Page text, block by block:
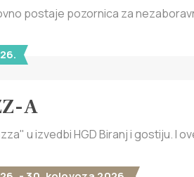
postaje pozornica za
A
u izvedbi HGD Biranj i gostiju. I